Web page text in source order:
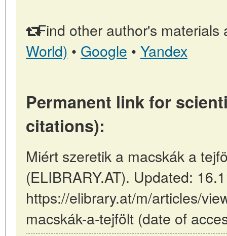
Find other author's materials
World) • Google • Yandex
Permanent link for
citations):
Miért szeretik a macskák a
(ELIBRARY.AT). Updated:
https://elibrary.at/m/articles/
macskák-a-tejfölt (date of